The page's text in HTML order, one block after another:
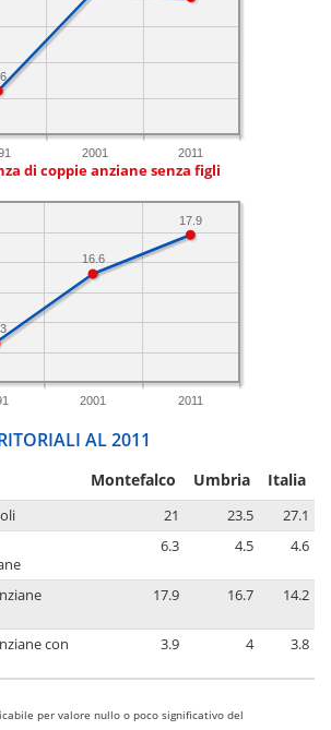
2001 2011
di coppie anziane senza figli
2001 2011
17.9
16.6
AL 2011
Montefalco Umbria Italia
21 23.5
27.1
6.3 4.5 4.6
17.9 16.7 14.2
con
3.9 4 3.8
per valore nullo o poco significativo del